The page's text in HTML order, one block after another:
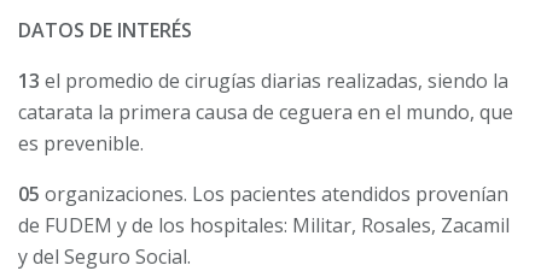
DATOS DE INTERÉS
13 el promedio de cirugías diarias realizadas, siendo la
catarata la primera causa de ceguera en el mundo, que
es prevenible.
05 organizaciones. Los pacientes atendidos provenían
de FUDEM y de los hospitales: Militar, Rosales, Zacamil
y del Seguro Social.